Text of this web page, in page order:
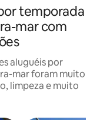
temporada
mar com
aluguéis por
mar foram muito
limpeza e muito